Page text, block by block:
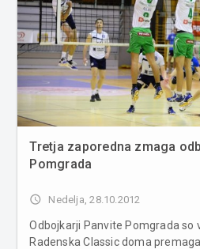
Tretja zaporedna zmaga
Pomgrada
access_time Nedelja, 28.10.2012
Odbojkarji Panvite Pomgrada so
Radenska Classic doma